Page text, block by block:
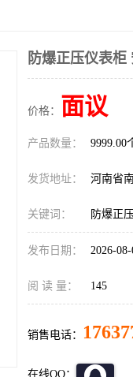
防爆正压仪表
价格： 面议
产品数量： 9999.00
发货地址： 河南省
关键词： 防爆正
发布日期： 2026-
阅 读 量： 145
销售电话：
在线QQ：